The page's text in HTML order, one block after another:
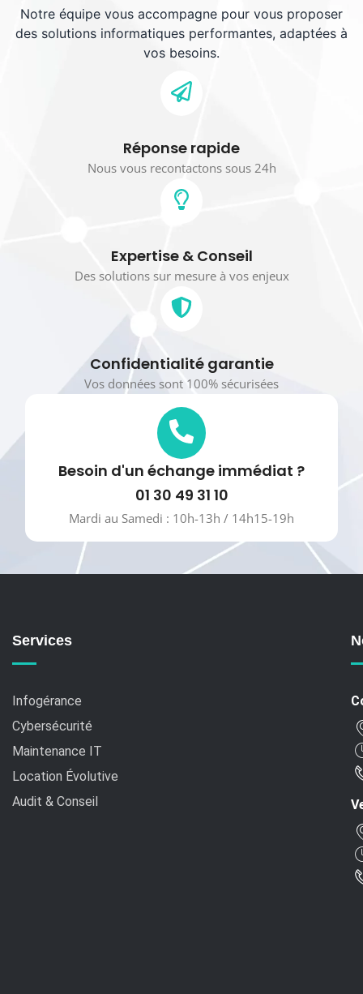
Notre équipe vous accompagne pour vous proposer
des solutions informatiques performantes, adaptées à
vos besoins.
Réponse rapide
Nous vous recontactons sous 24h
Expertise & Conseil
Des solutions sur mesure à vos enjeux
Confidentialité garantie
Vos données sont 100% sécurisées
Besoin d'un échange immédiat ?
01 30 49 31 10
Mardi au Samedi : 10h-13h / 14h15-19h
Services
Infogérance
Cybersécurité
Maintenance IT
Location Évolutive
Audit & Conseil